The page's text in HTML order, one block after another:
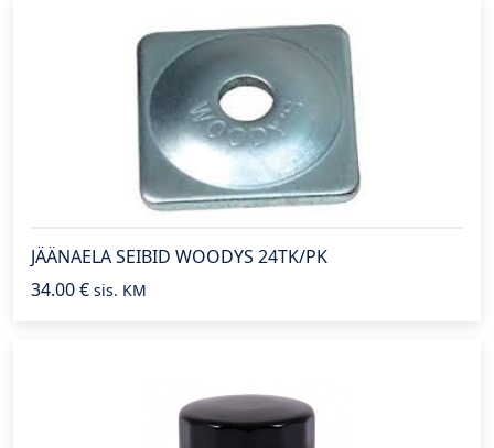
JÄÄNAELA SEIBID WOODYS 24TK/PK
34.00€ sis. KM